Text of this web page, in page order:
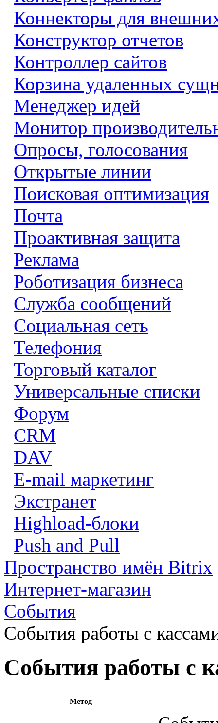
Коннекторы для
Конструктор отчетов
Контроллер сайтов
Корзина удаленных
Менеджер идей
Монитор
Опросы, голосования
Открытые линии
Поисковая оптимизация
Почта
Проактивная защита
Реклама
Роботизация бизнеса
Служба сообщений
Социальная сеть
Телефония
Торговый каталог
Универсальные списки
Форум
CRM
DAV
E-mail маркетинг
Экстранет
Highload-блоки
Push and Pull
Пространство имён Bitrix
Интернет-магазин
События
События работы с
События работы с
Метод